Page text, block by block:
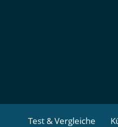
Test & Vergleiche